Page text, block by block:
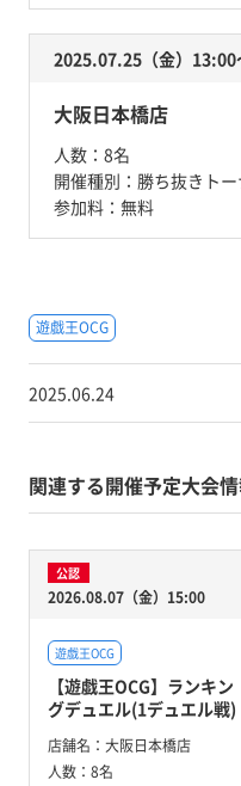
2025.07.25（金）13:00
大阪日本橋店
人数： 8名
開催種別： 勝ち抜きト
参加料： 無料
遊戯王OCG
2025.06.24
関連する開催予定大会
公認
2026.08.07（金）15:00
遊戯王OCG
【遊戯王OCG】ランキン
グデュエル(1デュエル戦)
店舗名： 大阪日本橋店
人数： 8名